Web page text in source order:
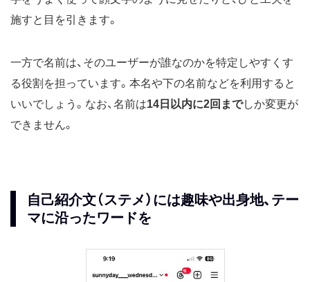
施すと目を引きます。
一方で名前は、そのユーザーが誰なのかを特定しやすくす
る役割を担っています。本名や下の名前などを利用すると
いいでしょう。なお、名前は14日以内に2回までしか変更が
できません。
自己紹介文（ステメ）には趣味や出身地、テー
マに沿ったワードを